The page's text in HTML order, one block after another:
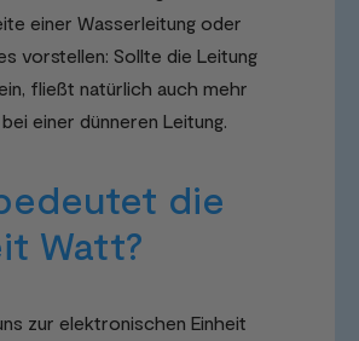
einer Wasserleitung oder
vorstellen: Sollte die Leitung
fließt natürlich auch mehr
einer dünneren Leitung.
die
Watt?
zur elektronischen Einheit